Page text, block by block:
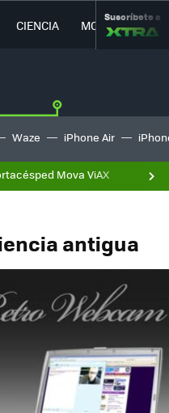
CIENCIA MOVILIDAD
Suscríbete a
Waze iPhone Air
Mova ViAX
antigua